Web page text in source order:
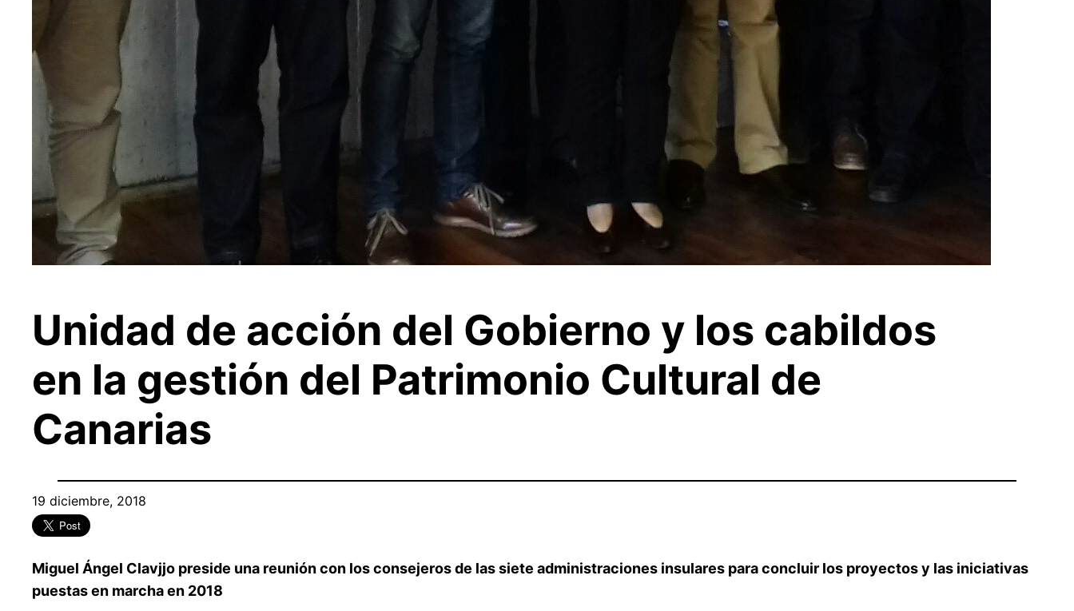
Unidad de acción del Gobierno y los cabildos
en la gestión del Patrimonio Cultural de
Canarias
19 diciembre, 2018
Miguel Ángel Clavjjo preside una reunión con los consejeros de las siete administraciones insulares para concluir los proyectos y las iniciativas
puestas en marcha en 2018